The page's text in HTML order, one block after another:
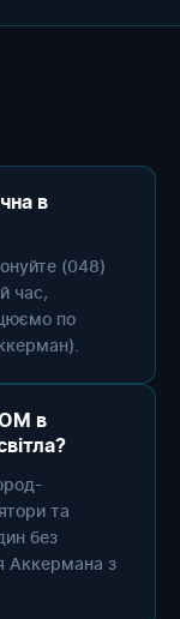
в
(048)
час,
по
в
та
без
Аккермана з